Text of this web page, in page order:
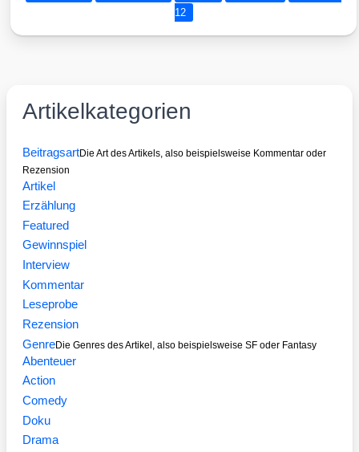
12
Artikelkategorien
BeitragsartDie Art des Artikels, also beispielsweise Kommentar oder
Rezension
Artikel
Erzählung
Featured
Gewinnspiel
Interview
Kommentar
Leseprobe
Rezension
GenreDie Genres des Artikel, also beispielsweise SF oder Fantasy
Abenteuer
Action
Comedy
Doku
Drama